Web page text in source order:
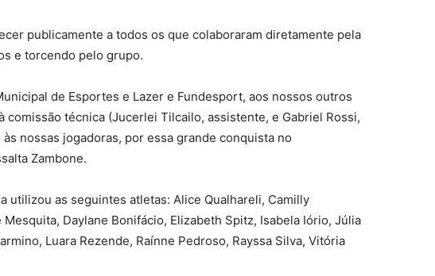
publicamente a todos os que colaboraram diretamente pela
e torcendo pelo grupo.
de Esportes e Lazer e Fundesport, aos nossos outros
comissão técnica (Jucerlei Tilcailo, assistente, e Gabriel Rossi,
nossas jogadoras, por essa grande conquista no
Zambone.
utilizou as seguintes atletas: Alice Qualhareli, Camilly
Daylane Bonifácio, Elizabeth Spitz, Isabela Iório, Júlia
Luara Rezende, Raínne Pedroso, Rayssa Silva, Vitória